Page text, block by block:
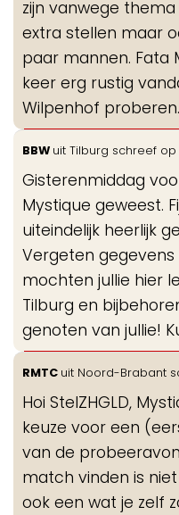
zijn vanwege
extra stellen maar
paar mannen. Fata
keer erg rustig
Wilpenhof proberen.
BBW uit Tilburg schreef op
Gisterenmiddag
Mystique geweest.
uiteindelijk heerlijk
Vergeten gegevens
mochten jullie hier
Tilburg en
genoten van jullie!
RMTC uit Noord-Brabant
Hoi StelZHGLD,
keuze voor een
van de
match vinden is
ook een wat je zelf